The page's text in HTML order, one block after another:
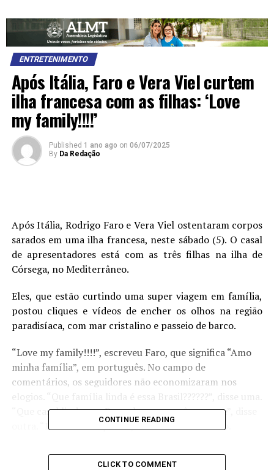
ENTRETENIMENTO
Após Itália, Faro e Vera Viel curtem
ilha francesa com as filhas: ‘Love
my family!!!!’
Published 1 ano ago on 06/07/2025
By Da Redação
Após Itália, Rodrigo Faro e Vera Viel ostentaram corpos
sarados em uma ilha francesa, neste sábado (5). O casal
de apresentadores está com as três filhas na ilha de
Córsega, no Mediterrâneo.
Eles, que estão curtindo uma super viagem em família,
postou cliques e vídeos de encher os olhos na região
paradisíaca, com mar cristalino e passeio de barco.
“Love my family!!!!”, escreveu Faro, que significa “Amo
minha família”, em português. No campo de
comentários, os seguidores não economizaram nos
elogios. “Que família linda é essa Brasil??????”, disse uma.
“Que casal lindo que Deus abençoe vocês sempre”, disse
outra. “Família abençoada”, declarou um terceiro.
CONTINUE READING
CLICK TO COMMENT